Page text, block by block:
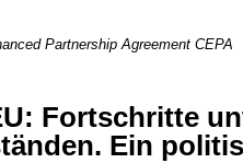
Partnership Agreement CEPA
Fortschritte
Ein